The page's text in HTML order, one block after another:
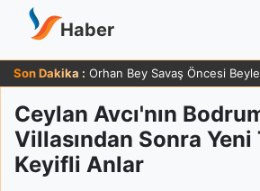
Haber
Son Dakika : Orhan Bey Savaş Öncesi
Ceylan Avcı'nın
Villasından Sonra
Keyifli Anlar